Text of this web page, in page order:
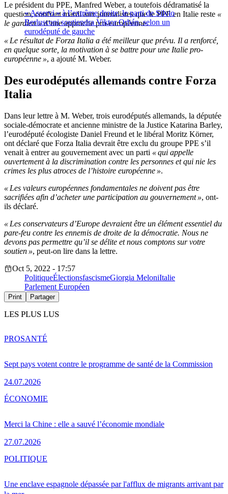
« Asservi » à l’extrême droite, le parti de Silvio
Berlusconi soutiendra Viktor Orbán, selon un
eurodéputé de gauche
Le président du PPE, Manfred Weber, a toutefois dédramatisé la
question, confiant mardi aux journalistes que le PPE en Italie reste «
le gardien »d’une approche pro-européenne.
« Le résultat de Forza Italia a été meilleur que prévu. Il a renforcé,
en quelque sorte, la motivation à se battre pour une Italie pro-
européenne », a ajouté M. Weber.
Des eurodéputés allemands contre Forza
Italia
Dans leur lettre à M. Weber, trois eurodéputés allemands, la députée
sociale-démocrate et ancienne ministre de la Justice Katarina Barley,
l’eurodéputé écologiste Daniel Freund et le libéral Moritz Körner,
ont déclaré que Forza Italia devrait être exclu du groupe PPE s’il
venait à entrer au gouvernement avec un parti « qui appelle
ouvertement à la discrimination contre les personnes et qui nie les
crimes les plus atroces de l’histoire européenne ».
« Les valeurs européennes fondamentales ne doivent pas être
sacrifiées afin d’acheter une participation au gouvernement », ont-
ils déclaré.
« Les conservateurs d’Europe devraient être un élément essentiel du
pare-feu contre les ennemis de droite de la démocratie. Nous ne
devons pas permettre qu’il se délite et nous comptons sur votre
soutien », peut-on lire dans la lettre.
Oct 5, 2022 - 17:57
PolitiqueÉlectionsfascismeGiorgia MeloniItalie
Parlement Européen
Print Partager
LES PLUS LUS
Sept pays votent contre le programme de santé de la Commission
24.07.2026
PROSANTÉ
Merci la Chine : elle a sauvé l’économie mondiale
27.07.2026
ÉCONOMIE
Une enclave espagnole dépassée par l'afflux de migrants arrivant par
POLITIQUE